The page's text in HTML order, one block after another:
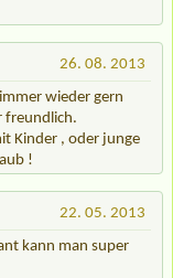
26. 08. 2013
wieder gern
freundlich.
Kinder , oder junge
!
22. 05. 2013
kann man super